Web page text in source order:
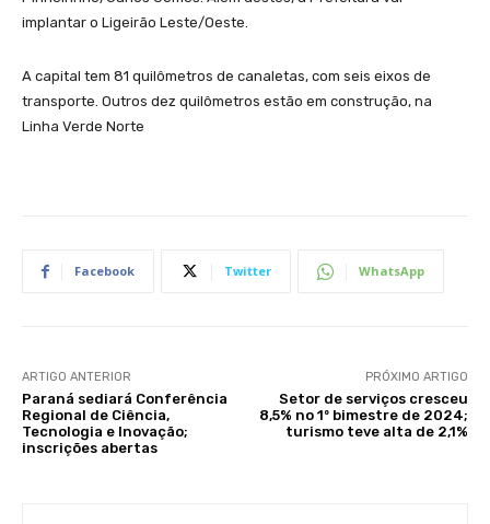
implantar o Ligeirão Leste/Oeste.
A capital tem 81 quilômetros de canaletas, com seis eixos de
transporte. Outros dez quilômetros estão em construção, na
Linha Verde Norte
Facebook Twitter WhatsApp
ARTIGO ANTERIOR
Paraná sediará Conferência
Regional de Ciência,
Tecnologia e Inovação;
inscrições abertas
PRÓXIMO ARTIGO
Setor de serviços cresceu
8,5% no 1º bimestre de 2024;
turismo teve alta de 2,1%